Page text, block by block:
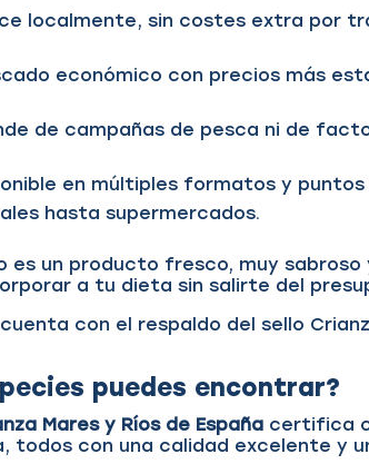
localmente, sin costes extra por
económico con precios más
de campañas de pesca ni de
en múltiples formatos y
hasta supermercados.
es un producto fresco, muy
a tu dieta sin salirte del
con el respaldo del sello
puedes encontrar?
Mares y Ríos de España certifica
todos con una calidad excelente y